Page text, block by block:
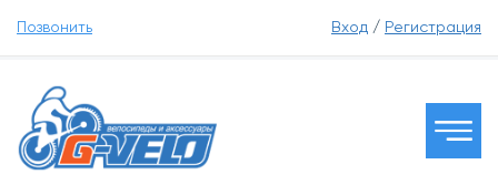
Позвонить Вход / Регистрация